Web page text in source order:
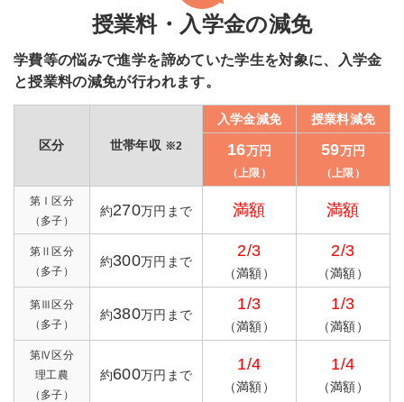
授業料・入学金の減免
学費等の悩みで進学を諦めていた学生を対象に、入学金
と授業料の減免が行われます。
区分 世帯年収 ※2
入学金減免 授業料減免
16万円
（上限）
59万円
（上限）
第Ⅰ区分
（多子）
約270万円まで 満額 満額
第Ⅱ区分
（多子）
約300万円まで
2/3
（満額）
2/3
（満額）
第Ⅲ区分
（多子）
約380万円まで
1/3
（満額）
1/3
（満額）
第Ⅳ区分
理工農
（多子）
約600万円まで
1/4
（満額）
1/4
（満額）